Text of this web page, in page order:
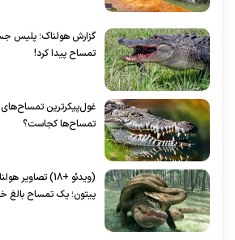
گزارش هولناک؛ پلیس
تمساح پیدا کرد!
غول‌پیکرترین
تمساح‌ها کجاست؟
(ویدئو +18)
پیتون؛ یک تمساح بالغ